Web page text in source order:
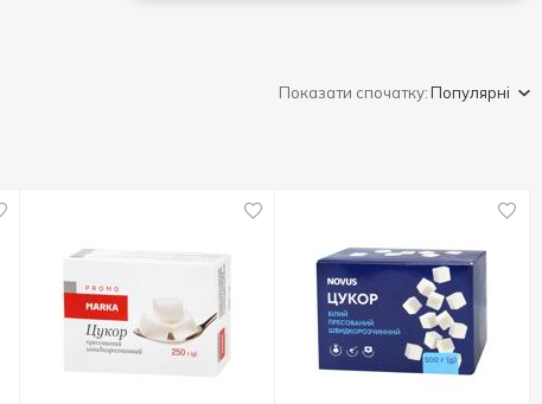
Показати спочатку:Популярні